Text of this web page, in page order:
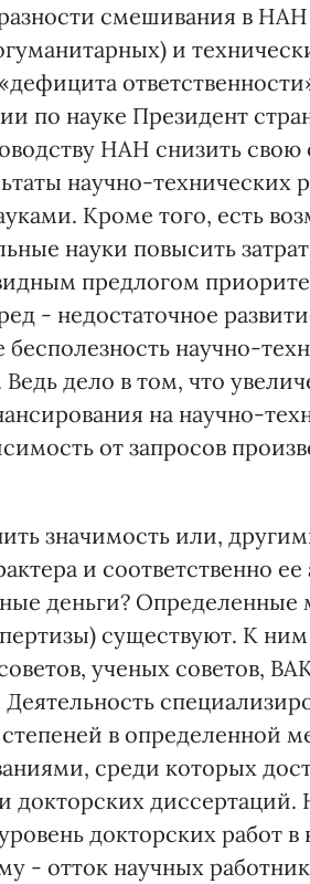
смешивания в
и
по науке Президент
НАН снизить свою
научно-технических
Кроме того, есть
науки повысить
предлогом
- недостаточное
научно-
Ведь дело в том, что
на научно-
от запросов
значимость или,
и соответственно
деньги?
существуют. К
ученых советов,
в определенной
среди которых
докторских диссертаций.
докторских работ
- отток научных